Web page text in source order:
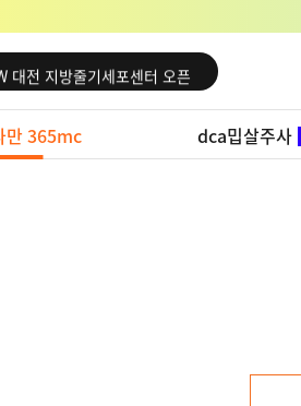
교대 지방줄기세포센터 오픈
대전 지방줄기세포센터 오픈
노원 지방줄기세포센터 오픈
NEW 미국 LA점 오픈
만 365mc dca밉살주사